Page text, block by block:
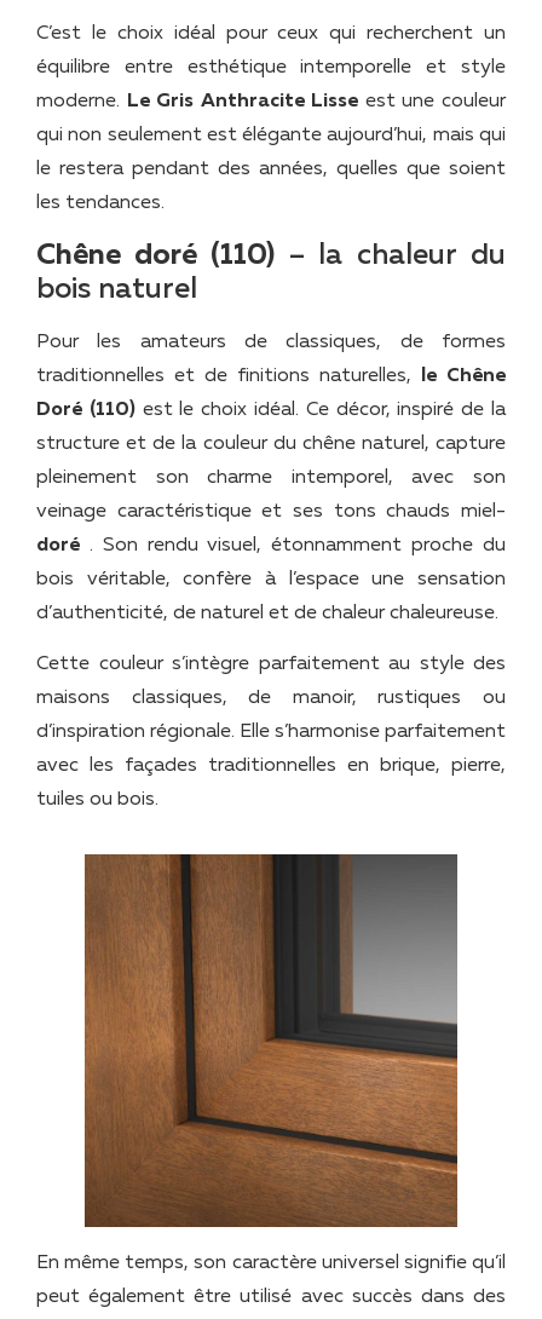
C’est le choix idéal pour ceux qui recherchent un
équilibre entre esthétique intemporelle et style
moderne. Le Gris Anthracite Lisse est une couleur
qui non seulement est élégante aujourd’hui, mais qui
le restera pendant des années, quelles que soient
les tendances.
Chêne doré (110)– la chaleur du
bois naturel
Pour les amateurs de classiques, de formes
traditionnelles et de finitions naturelles,
le Chêne
Doré (110)est le choix idéal. Ce décor, inspiré de la
structure et de la couleur du chêne naturel, capture
pleinement son charme intemporel, avec son
veinage caractéristique et ses tons chauds miel-
doré . Son rendu visuel, étonnamment proche du
bois véritable, confère à l’espace une sensation
d’authenticité, de naturel et de chaleur chaleureuse.
Cette couleur s’intègre parfaitement au style des
maisons classiques, de manoir, rustiques ou
d’inspiration régionale. Elle s’harmonise parfaitement
avec les façades traditionnelles en brique, pierre,
tuiles ou bois.
En même temps, son caractère universel signifie qu’il
peut également être utilisé avec succès dans des